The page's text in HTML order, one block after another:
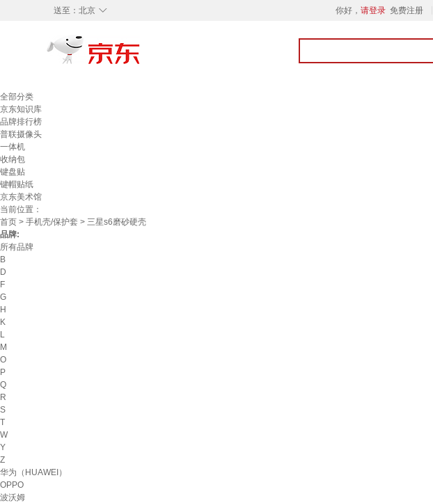
◇
送至： 北京 你好， 请登录 免费注册
全部分类
京东知识库
品牌排行榜
普联摄像头
一体机
收纳包
键盘贴
键帽贴纸
京东美术馆
当前位置：
首页 > 手机壳/保护套 > 三星s6磨砂硬壳
品牌:
所有品牌
B
D
F
G
H
K
L
M
O
P
Q
R
S
T
W
Y
Z
华为（HUAWEI）
OPPO
波沃姆